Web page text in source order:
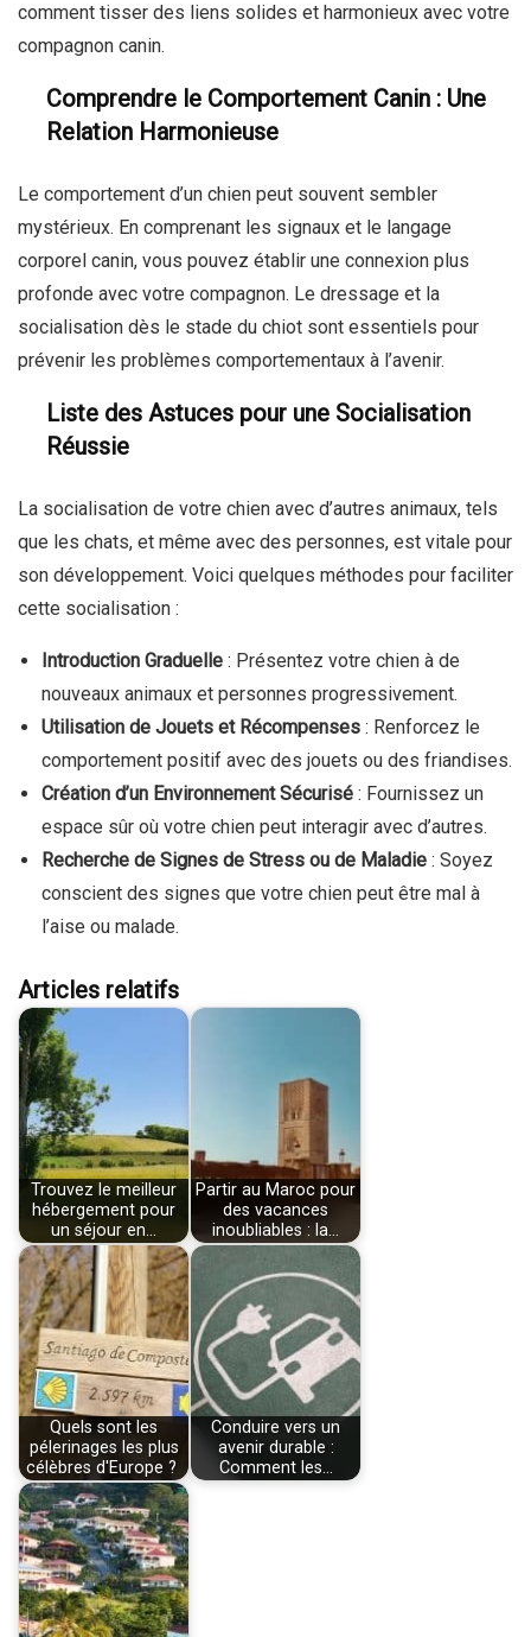
comment tisser des liens solides et harmonieux avec votre
compagnon canin.
Comprendre le Comportement Canin : Une
Relation Harmonieuse
Le comportement d’un chien peut souvent sembler
mystérieux. En comprenant les signaux et le langage
corporel canin, vous pouvez établir une connexion plus
profonde avec votre compagnon. Le dressage et la
socialisation dès le stade du chiot sont essentiels pour
prévenir les problèmes comportementaux à l’avenir.
Liste des Astuces pour une Socialisation
Réussie
La socialisation de votre chien avec d’autres animaux, tels
que les chats, et même avec des personnes, est vitale pour
son développement. Voici quelques méthodes pour faciliter
cette socialisation :
Introduction Graduelle : Présentez votre chien à de
nouveaux animaux et personnes progressivement.
Utilisation de Jouets et Récompenses : Renforcez le
comportement positif avec des jouets ou des friandises.
Création d’un Environnement Sécurisé : Fournissez un
espace sûr où votre chien peut interagir avec d’autres.
Recherche de Signes de Stress ou de Maladie : Soyez
conscient des signes que votre chien peut être mal à
l’aise ou malade.
Articles relatifs
Trouvez le meilleur
hébergement pour
un séjour en…
Partir au Maroc pour
des vacances
inoubliables : la…
Quels sont les
pélerinages les plus
célèbres d'Europe ?
Conduire vers un
avenir durable :
Comment les…